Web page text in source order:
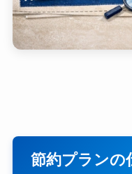
節約プランの